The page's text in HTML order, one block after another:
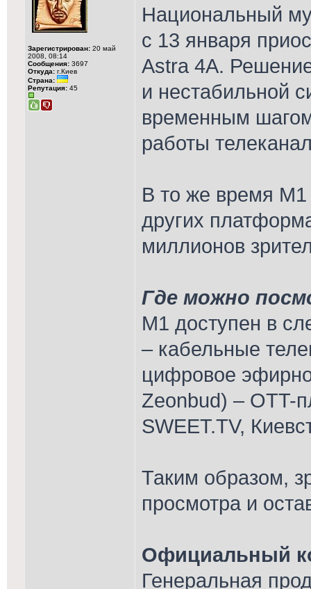
Зарегистрирован: 20 май
2008, 08:14
Сообщения: 3697
Откуда: г.Киев
Страна:
Репутация: 45
Национальный
с 13 января
Astra 4A.
и нестабильной
временным
работы
В то же время М1
других
миллионов
Где можно
М1 доступен в
– кабельные
цифровое
Zeonbud) – OTT-
SWEET.TV,
Таким образом,
просмотра и
Официальный
Генеральная